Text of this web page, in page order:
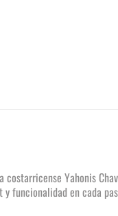
Yahonis
funcionalidad en cada